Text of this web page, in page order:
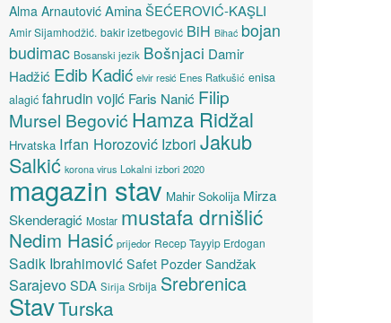
Alma Arnautović Amina ŠEĆEROVIĆ-KAŞLI
Amir Sijamhodžić. bakir izetbegović BiH Bihać bojan
budimac Bosanski jezik Bošnjaci Damir
Hadžić Edib Kadić elvir resić Enes Ratkušić enisa
alagić fahrudin vojić Faris Nanić Filip
Mursel Begović Hamza Ridžal
Hrvatska Irfan Horozović Izbori Jakub
Salkić korona virus Lokalni izbori 2020
magazin stav Mahir Sokolija Mirza
Skenderagić Mostar mustafa drnišlić
Nedim Hasić prijedor Recep Tayyip Erdogan
Sadik Ibrahimović Safet Pozder Sandžak
SarajevoSDA Sirija Srbija Srebrenica
StavTurska